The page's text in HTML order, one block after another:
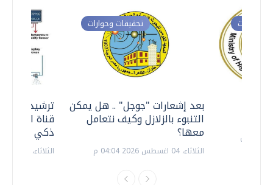
ترشيدا
قناة
ذكي
الثلاثاء، 14 يوليو 2026 06:11 م
تحقيقات وحوارات
بعد إشعارات "جوجل" .. هل يمكن
التنبوء بالزلازل وكيف نتعامل
معها؟
الثلاثاء، 04 اغسطس 2026 04:04 م
وحوارات